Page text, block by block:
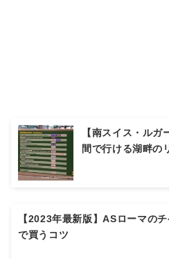
【南スイス・ル
間で行ける湖畔の
【2023年最新版】ASローマの
で買うコツ